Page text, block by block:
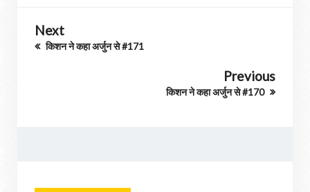
Next
किशन ने कहा अर्जुन से #171
Previous
किशन ने कहा अर्जुन से #170